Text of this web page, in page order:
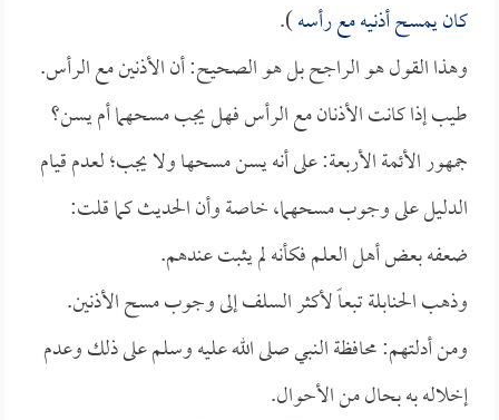
كان يمسح أذنيه مع رأسه).
وهذا القول هو الراجح بل هو الصحيح: أن الأذنين مع الرأس.
طيب إذا كانت الأذنان مع الرأس فهل يجب مسحهما أم يسن؟
جمهور الأئمة الأربعة: على أنه يسن مسحها ولا يجب؛ لعدم قيام
الدليل على وجوب مسحهما، خاصة وأن الحديث كما قلت:
ضعفه بعض أهل العلم فكأنه لم يثبت عندهم.
وذهب الحنابلة تبعاً لأكثر السلف إلى وجوب مسح الأذنين.
ومن أدلتهم: محافظة النبي صلى الله عليه وسلم على ذلك وعدم
إخلاله به بحال من الأحوال.